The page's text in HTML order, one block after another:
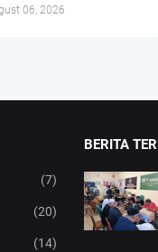
06, 2026
(7)
(20)
(14)
BERITA